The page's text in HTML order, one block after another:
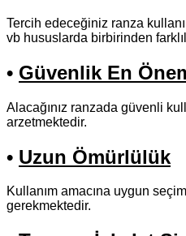
Tercih edeceğiniz ranza
vb hususlarda birbirinden
• Güvenlik En
Alacağınız ranzada güvenli
arzetmektedir.
• Uzun Ömürlülük
Kullanım amacına uygun
gerekmektedir.